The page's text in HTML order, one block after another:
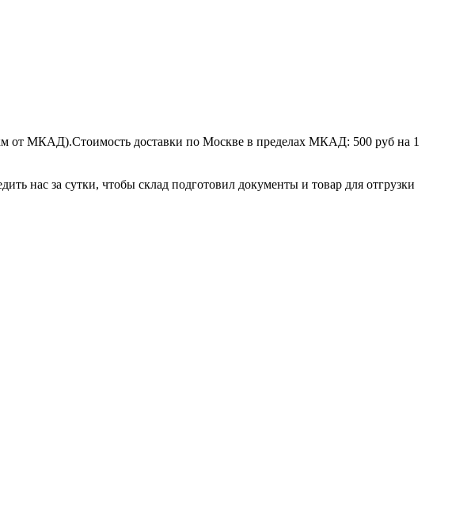
от МКАД).Стоимость доставки по Москве в пределах МКАД: 500 руб на 1
нас за сутки, чтобы склад подготовил документы и товар для отгрузки